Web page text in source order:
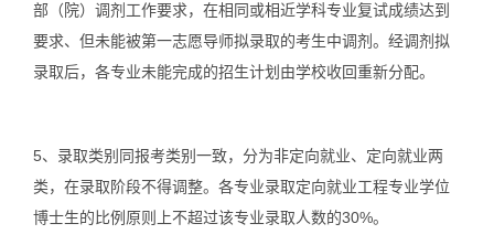
部（院）调剂工作要求，在相同或相近学科专业复试成绩达到
要求、但未能被第一志愿导师拟录取的考生中调剂。经调剂拟
录取后，各专业未能完成的招生计划由学校收回重新分配。
5、 录取类别同报考类别一致，分为非定向就业、定向就业两
类，在录取阶段不得调整。各专业录取定向就业工程专业学位
博士生的比例原则上不超过该专业录取人数的30%。